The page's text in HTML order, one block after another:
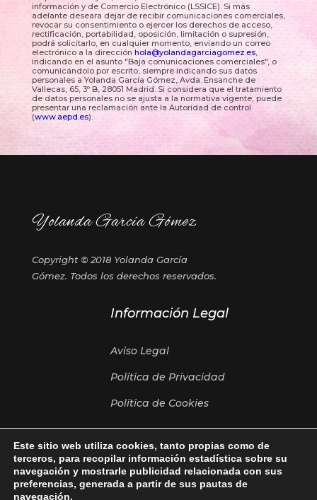
información y de Comercio Electrónico (LSSICE). Si más
adelante deseara dejar de recibir comunicaciones comerciales,
revocar su consentimiento o ejercer los derechos de acceso,
rectificación, portabilidad, oposición, limitación o supresión,
podrá solicitarlo, en cualquier momento, enviando un correo
electrónico a la dirección hola@yolandagarciagomez.es,
indicando en el asunto "Baja comunicaciones comerciales", o
comunicándolo por escrito, siempre indicando sus datos
personales a Yolanda García Gómez, Avda. Ensanche de
Vallecas, 65, 3º B, 28051 Madrid. Si considera que el tratamiento
de datos personales no se ajusta a la normativa vigente, puede
presentar una reclamación ante la Autoridad de control
(www.aepd.es).
Yolanda García Gómez
Copyright © 2018 Yolanda García
Gómez. Todos los derechos reservados.
Información Legal
Aviso Legal
Política de Privacidad
Política de Cookies
Sígueme en...
Este sitio web utiliza cookies, tanto propias como de
terceros, para recopilar información estadística sobre su
navegación y mostrarle publicidad relacionada con sus
preferencias, generada a partir de sus pautas de
navegación.